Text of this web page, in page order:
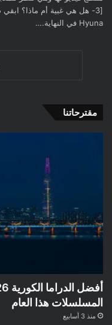
Hyuna في النهاية.…
مقترحاتنا
المسلسلات هذا العام
منذ 3 أسابيع